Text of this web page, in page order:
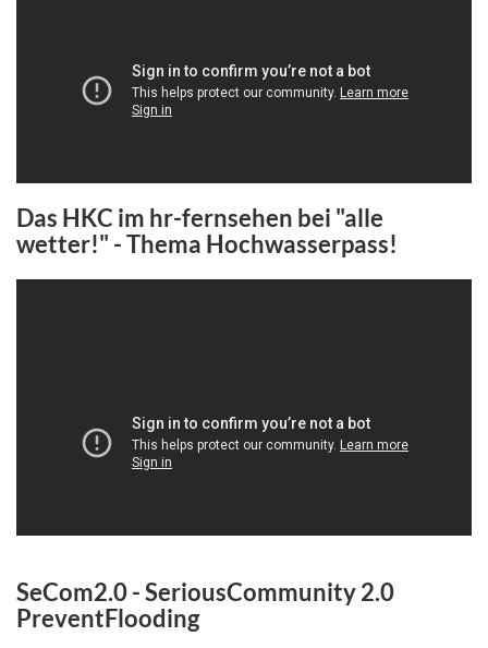
Das HKC im hr-fernsehen bei "alle
wetter!" - Thema Hochwasserpass!
SeCom2.0 - SeriousCommunity 2.0
PreventFlooding